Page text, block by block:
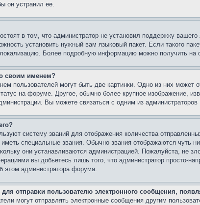
он устранил ее.
в том, что администратор не установил поддержку
установить нужный вам языковый пакет. Если такого
Более подробную информацию можно получить на
своим именем?
пользователей могут быть две картинки. Одно из них
на форуме. Другое, обычно более крупное изображение,
Вы можете связаться с одним из администраторов
систему званий для отображения количества
специальные звания. Обычно звания отображаются
они устанавливаются администрацией. Пожалуйста, не
вы добьетесь лишь того, что администратор просто-
этом администратора форума.
отправки пользователю электронного сообщения,
могут отправлять электронные сообщения другим